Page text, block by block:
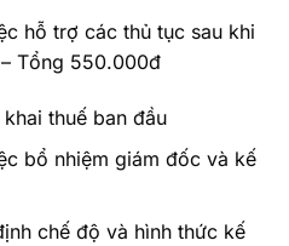
hỗ trợ các thủ tục sau khi
Tổng 550.000đ
thuế ban đầu
bổ nhiệm giám đốc và kế
chế độ và hình thức kế